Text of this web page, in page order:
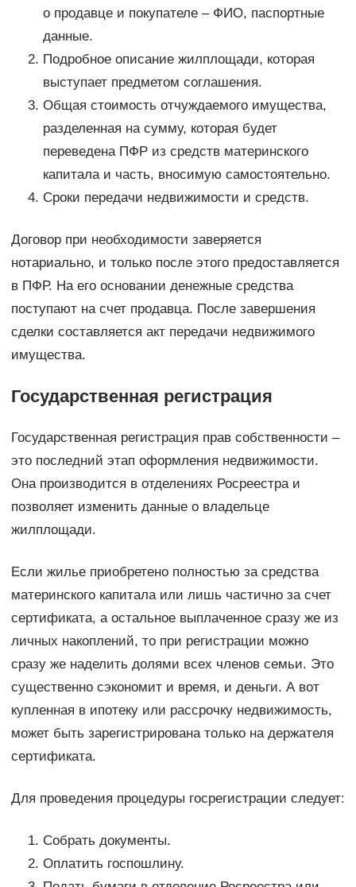
о продавце и покупателе – ФИО, паспортные
данные.
Подробное описание жилплощади, которая
выступает предметом соглашения.
Общая стоимость отчуждаемого имущества,
разделенная на сумму, которая будет
переведена ПФР из средств материнского
капитала и часть, вносимую самостоятельно.
Сроки передачи недвижимости и средств.
Договор при необходимости заверяется
нотариально, и только после этого предоставляется
в ПФР. На его основании денежные средства
поступают на счет продавца. После завершения
сделки составляется акт передачи недвижимого
имущества.
Государственная регистрация
Государственная регистрация прав собственности –
это последний этап оформления недвижимости.
Она производится в отделениях Росреестра и
позволяет изменить данные о владельце
жилплощади.
Если жилье приобретено полностью за средства
материнского капитала или лишь частично за счет
сертификата, а остальное выплаченное сразу же из
личных накоплений, то при регистрации можно
сразу же наделить долями всех членов семьи. Это
существенно сэкономит и время, и деньги. А вот
купленная в ипотеку или рассрочку недвижимость,
может быть зарегистрирована только на держателя
сертификата.
Для проведения процедуры госрегистрации следует:
Собрать документы.
Оплатить госпошлину.